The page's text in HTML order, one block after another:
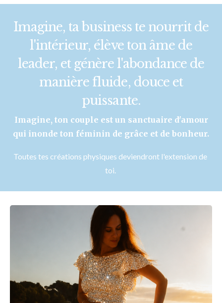
Imagine, ta business te nourrit de
l'intérieur, élève ton âme de
leader, et génère l'abondance de
manière fluide, douce et
puissante.
Imagine, ton couple est un sanctuaire d'amour
qui inonde ton féminin de grâce et de bonheur.
Toutes tes créations physiques deviendront l'extension de
toi.